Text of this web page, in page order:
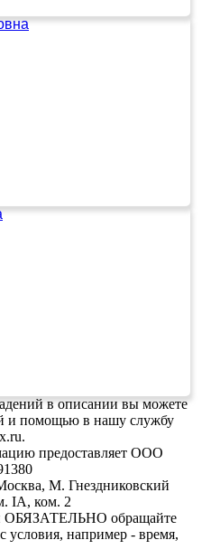
в описании вы можете
и помощью в нашу службу
предоставляет ООО
М. Гнездниковский
IA, ком. 2
ОБЯЗАТЕЛЬНО обращайте
условия, например - время,